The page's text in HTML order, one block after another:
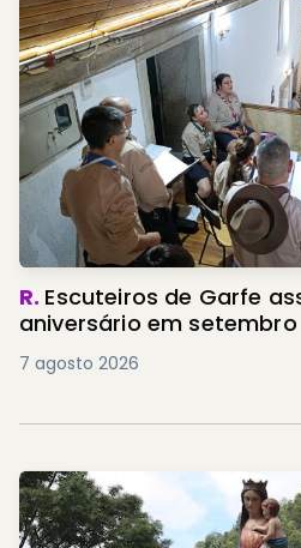
R. Escuteiros de Garfe
aniversário em setembro
7 agosto 2026